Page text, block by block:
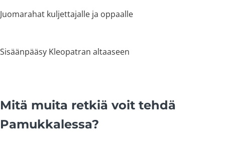
Juomarahat kuljettajalle ja oppaalle
Sisäänpääsy Kleopatran altaaseen
Mitä muita retkiä voit tehdä
Pamukkalessa?